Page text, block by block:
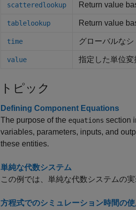
scatteredlookup Return value
tablelookup Return value
time グローバルな
value 指定した単位
トピック
Defining Component Equations
The purpose of the equations section
variables, parameters, inputs, and
these entities.
単純な代数システム
この例では、単純な代数システムの実
方程式でのシミュレーション時間の使